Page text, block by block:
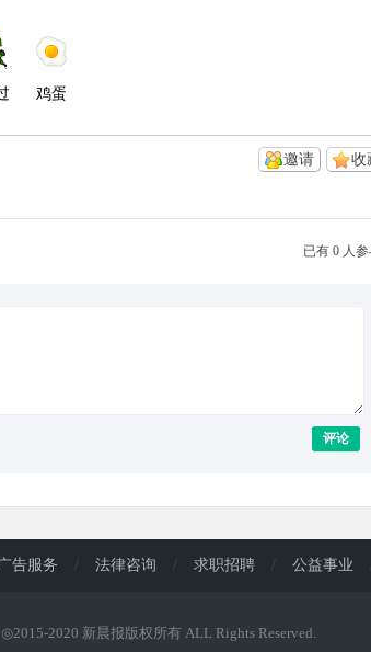
鸡蛋
收
邀请
已有 0 人
评论
告服务 / 法律咨询 / 求职招聘 / 公益事业
2020 新晨报版权所有 ALL Rights Reserved.